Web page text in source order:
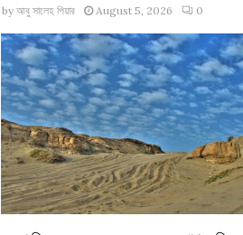
by আবু সালেহ পিয়ার August 5, 2026 0